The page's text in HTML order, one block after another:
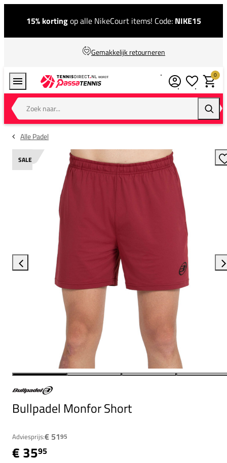
15% kortingop alle NikeCourt items! Code: NIKE15
Gemakkelijk retourneren
Zoek naar...
0
Alle Padel
SALE
Bullpadel Monfor Short
Adviesprijs:€ 5195
€ 3595